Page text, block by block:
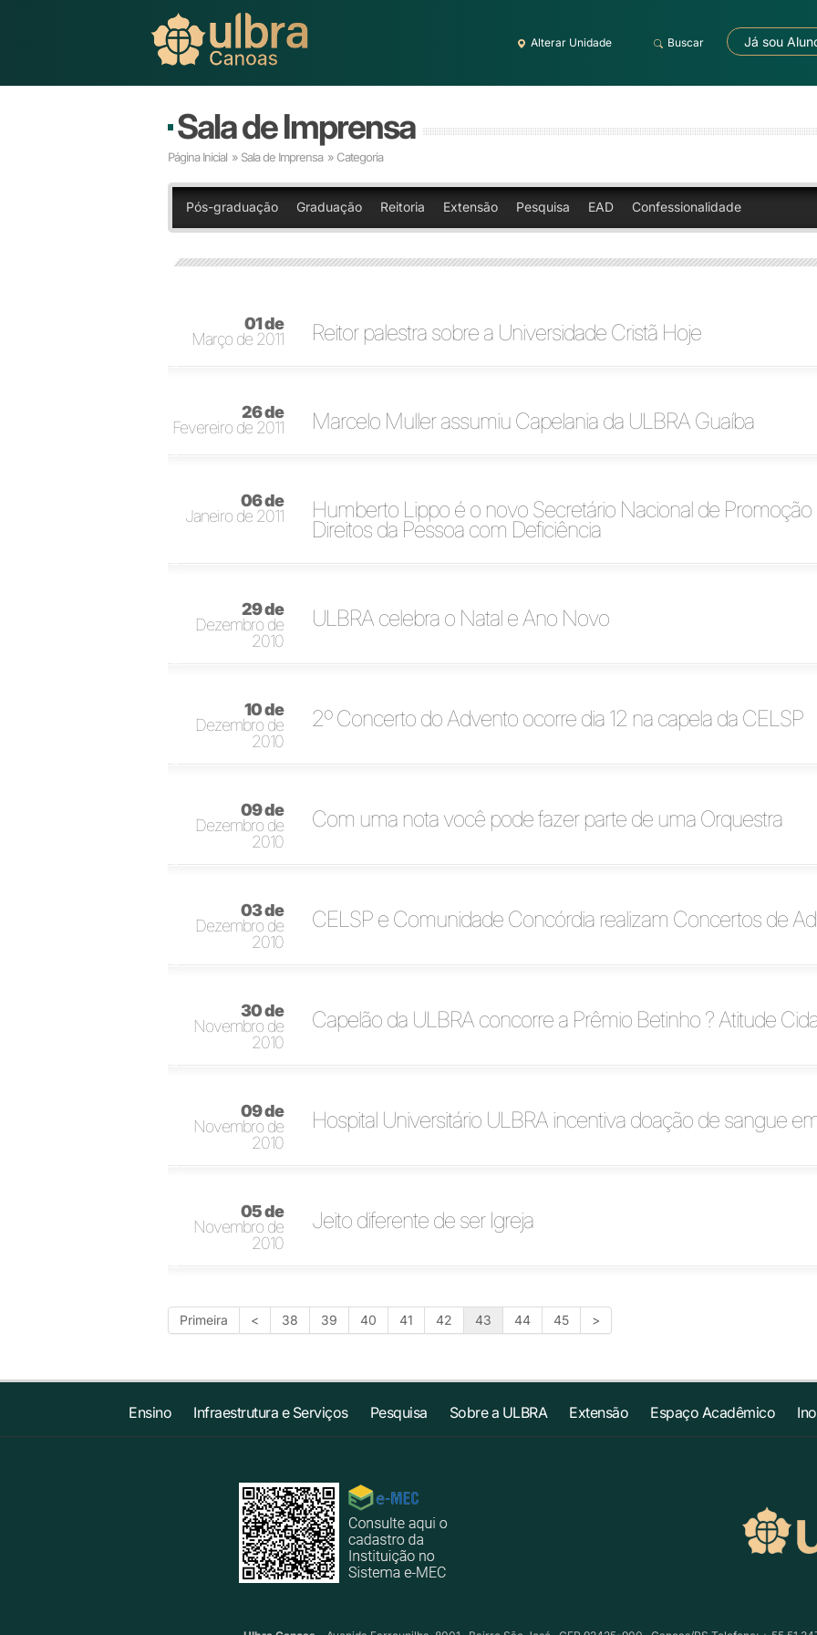
Alterar Unidade Buscar Já sou
Sala de Imprensa
Página Inicial » Sala de Imprensa » Categoria
Pós-graduação Graduação Reitoria Extensão Pesquisa EAD Confessionalidade
01 de
Março de 2011
Reitor palestra sobre a Universidade Cristã Hoje
26 de
Fevereiro de 2011
Marcelo Muller assumiu Capelania da ULBRA Guaíba
06 de
Janeiro de 2011
Humberto Lippo é o novo Secretário Nacional de Promoção
Direitos da Pessoa com Deficiência
29 de
Dezembro de
2010
ULBRA celebra o Natal e Ano Novo
10 de
Dezembro de
2010
2º Concerto do Advento ocorre dia 12 na capela da CELSP
09 de
Dezembro de
2010
Com uma nota você pode fazer parte de uma Orquestra
03 de
Dezembro de
2010
CELSP e Comunidade Concórdia realizam Concertos de
30 de
Novembro de
2010
Capelão da ULBRA concorre a Prêmio Betinho ? Atitude
09 de
Novembro de
2010
Hospital Universitário ULBRA incentiva doação de sangue
05 de
Novembro de
2010
Jeito diferente de ser Igreja
Primeira < 38 39 40 41 42 43 44 45 >
Ensino Infraestrutura e Serviços Pesquisa Sobre a ULBRA Extensão Espaço Acadêmico